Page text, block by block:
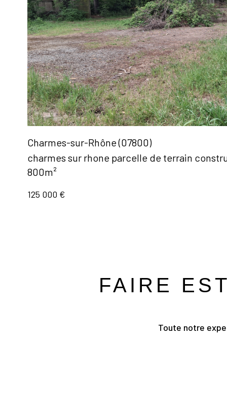
voir le
bien
Charmes-sur-Rhône (07800)
charmes sur rhone parcelle de terrain
800m²
125 000 €
FAIRE
Toute notre